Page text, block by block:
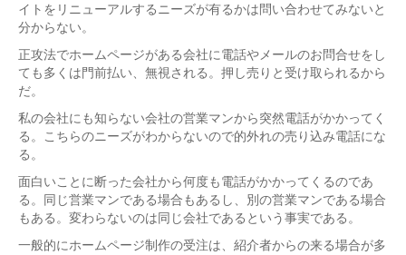
イトをリニューアルするニーズが有るかは問い合わせてみないと
分からない。
正攻法でホームページがある会社に電話やメールのお問合せをし
ても多くは門前払い、無視される。押し売りと受け取られるから
だ。
私の会社にも知らない会社の営業マンから突然電話がかかってく
る。こちらのニーズがわからないので的外れの売り込み電話にな
る。
面白いことに断った会社から何度も電話がかかってくるのであ
る。同じ営業マンである場合もあるし、別の営業マンである場合
もある。変わらないのは同じ会社であるという事実である。
一般的にホームページ制作の受注は、紹介者からの来る場合が多